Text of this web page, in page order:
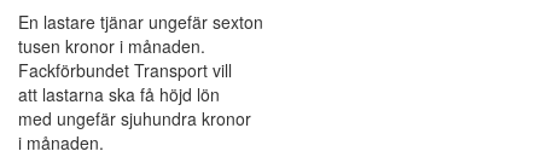
En lastare tjänar ungefär sexton
tusen kronor i månaden.
Fackförbundet Transport vill
att lastarna ska få höjd lön
med ungefär sjuhundra kronor
i månaden.